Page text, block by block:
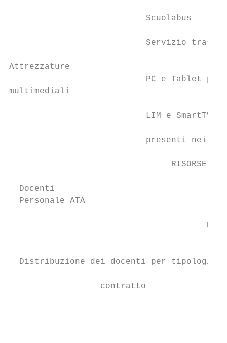
                           Scuolabus
Servizio
Attrezzature
PC e Tablet
multimediali
LIM e SmartTV
presenti nei
RISORSE
Docenti
Personale ATA
Distribuzione dei docenti per tipologia
                  contratto